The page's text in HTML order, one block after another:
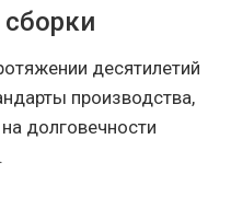
десятилетий
производства,
долговечности